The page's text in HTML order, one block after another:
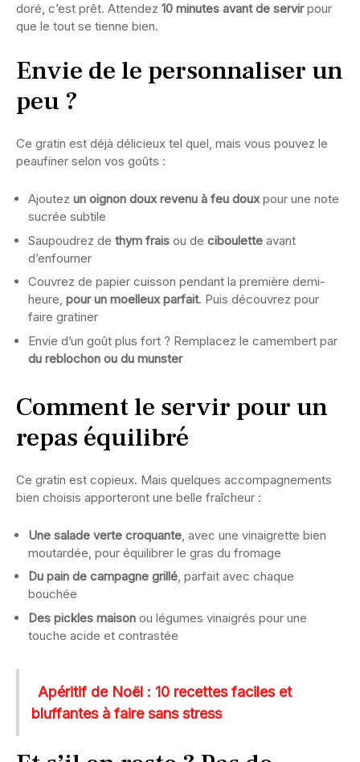
doré, c’est prêt. Attendez 10 minutes avant de servirpour
que le tout se tienne bien.
Envie de le personnaliser un
peu ?
Ce gratin est déjà délicieux tel quel, mais vous pouvez le
peaufiner selon vos goûts :
Ajoutez un oignon doux revenu à feu douxpour une note
sucrée subtile
Saupoudrez de thym frais ou de ciboulette avant
d’enfourner
Couvrez de papier cuisson pendant la première demi-
heure, pour un moelleux parfait. Puis découvrez pour
faire gratiner
Envie d’un goût plus fort ? Remplacez le camembert par
du reblochon ou du munster
Comment le servir pour un
repas équilibré
Ce gratin est copieux. Mais quelques accompagnements
bien choisis apporteront une belle fraîcheur :
Une salade verte croquante , avec une vinaigrette bien
moutardée, pour équilibrer le gras du fromage
Du pain de campagne grillé, parfait avec chaque
bouchée
Des pickles maison ou légumes vinaigrés pour une
touche acide et contrastée
Apéritif de Noël : 10 recettes faciles et
bluffantes à faire sans stress